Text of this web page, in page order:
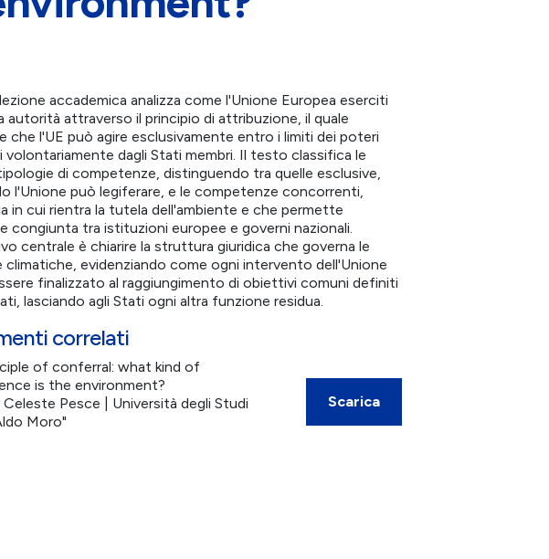
accademica analizza come l'Unione Europea eserciti
autorità attraverso il principio di attribuzione, il quale
che l'UE può agire esclusivamente entro i limiti dei poteri
dagli Stati membri. Il testo classifica le
di competenze, distinguendo tra quelle esclusive,
l'Unione può legiferare, e le competenze concorrenti,
in cui rientra la tutela dell'ambiente e che permette
congiunta tra istituzioni europee e governi nazionali.
centrale è chiarire la struttura giuridica che governa le
climatiche, evidenziando come ogni intervento dell'Unione
finalizzato al raggiungimento di obiettivi comuni definiti
lasciando agli Stati ogni altra funzione residua.
correlati
of conferral: what kind of
is the environment?
Celeste Pesce | Università degli Studi
Moro"
Scarica